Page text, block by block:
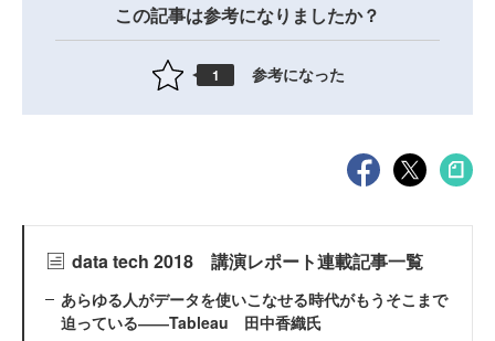
この記事は参考になりましたか？
1 参考になった
data tech 2018 講演レポート連載記事一覧
あらゆる人がデータを使いこなせる時代がもうそこまで
迫っている――Tableau 田中香織氏